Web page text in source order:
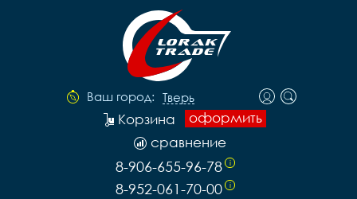
Ваш город: Тверь
оформить
Корзина
сравнение
8-906-655-96-78 i
8-952-061-70-00 i